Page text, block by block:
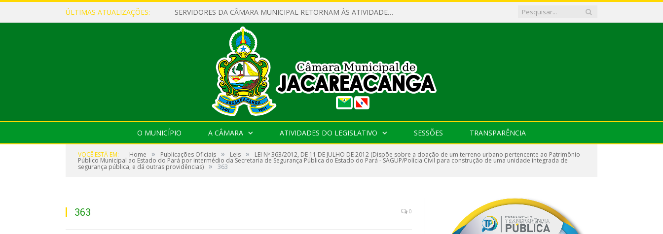
ÚLTIMAS ATUALIZAÇÕES: SERVIDORES DA CÂMARA MUNICIPAL RETORNAM ÀS ATIVIDADES APÓS O RECESSO PARLAMENTAR
O MUNICÍPIO A CÂMARA ATIVIDADES DO LEGISLATIVO SESSÕES TRANSPARÊNCIA
VOCÊ ESTÁ EM: Home » Publicações Oficiais » Leis » LEI Nº 363/2012, DE 11 DE JULHO DE 2012 (Dispõe sobre a doação de um terreno urbano pertencente ao Patrimônio
Público Municipal ao Estado do Pará por intermédio da Secretaria de Segurança Pública do Estado do Pará - SAGUP/Polícia Civil para construção de uma unidade integrada de
segurança pública, e dá outras providências) » 363
363 0